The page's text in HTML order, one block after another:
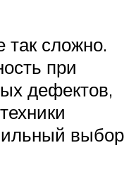
сложно.
при
дефектов,
выбор